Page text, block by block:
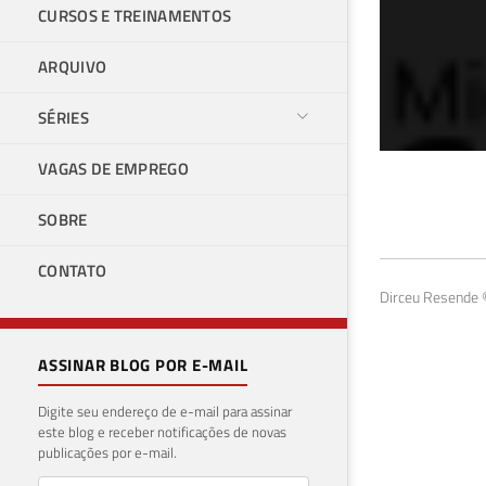
CURSOS E TREINAMENTOS
ARQUIVO
SÉRIES
VAGAS DE EMPREGO
SOBRE
CONTATO
ASSINAR BLOG POR E-MAIL
Digite seu endereço de e-mail para assinar
este blog e receber notificações de novas
publicações por e-mail.
Dirceu